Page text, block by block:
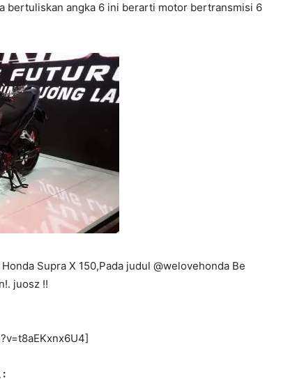
bertuliskan angka 6 ini berarti motor bertransmisi 6
Supra X 150,Pada judul @welovehonda Be
juosz !!
: